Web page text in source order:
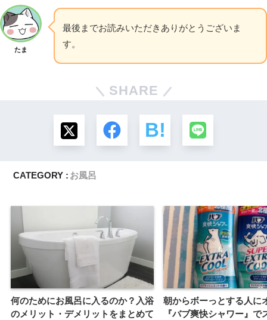
たま
最後までお読みいただきありがとうございま
す。
SHARE
CATEGORY : お風呂
何のためにお風呂に入るのか？入浴
のメリット・デメリットをまとめて
朝からボーっとする人に
『バブ爽快シャワー』で